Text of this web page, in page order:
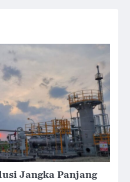
Jangka Panjang